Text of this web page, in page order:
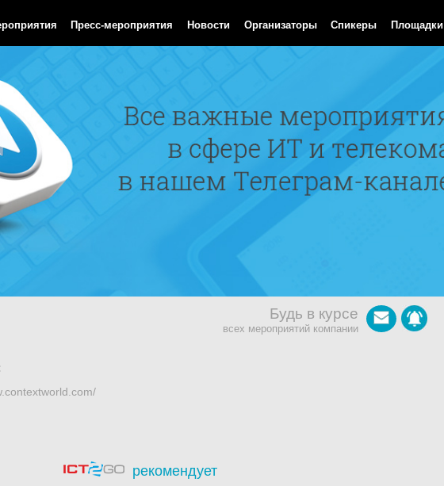
Пресс-мероприятия Новости Организаторы Спикеры Площадки
Будь в курсе
всех мероприятий компании
рекомендует